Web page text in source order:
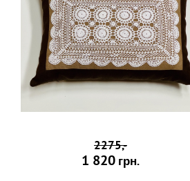
2275,-
1 820 грн.